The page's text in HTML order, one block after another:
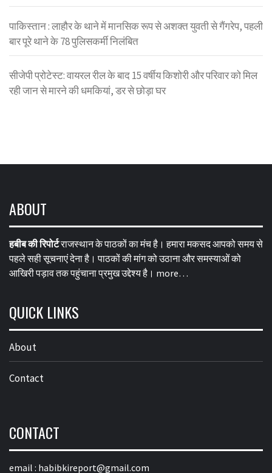
पाकिस्तान : लाहौर के थाने में मानसिक रूप से अशक्त युवती से गैंगरेप, पहली
बार पूरे थाने के 78 पुलिसकर्मी निलंबित
सीजेपी प्रोटेस्ट: वायरल रील के बाद 15 वर्षीय किशोरी और परिवार को मिल
रही जान से मारने की धमकियां, डर से छोड़ा घर
ABOUT
हबीब की रिपोर्टराजस्थान के पाठकों का मंच है। हमारा मकसद आपको समय से
पहले सही सूचनाएं देना है। पाठकों की मांग को उठाना और समस्याओं को
आखिरी पड़ाव तक पहुंचाना प्रमुख उद्देश्य है। more…
QUICK LINKS
About
Contact
CONTACT
email : habibkireport@gmail.com